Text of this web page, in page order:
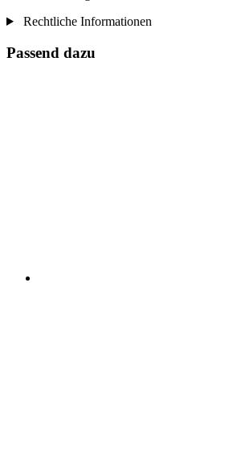
Rechtliche Informationen
Passend dazu